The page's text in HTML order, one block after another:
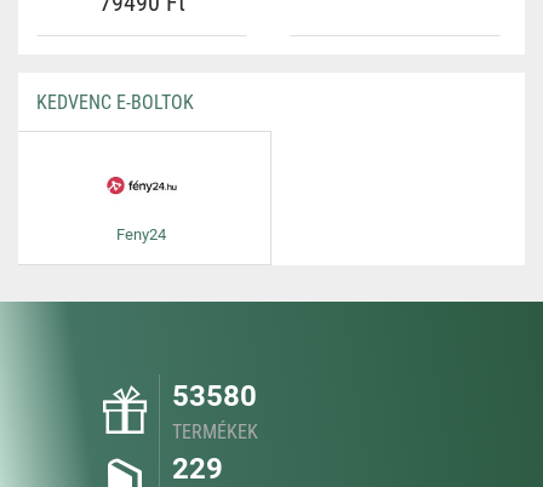
KEDVENC E-BOLTOK
Feny24
53580
TERMÉKEK
229